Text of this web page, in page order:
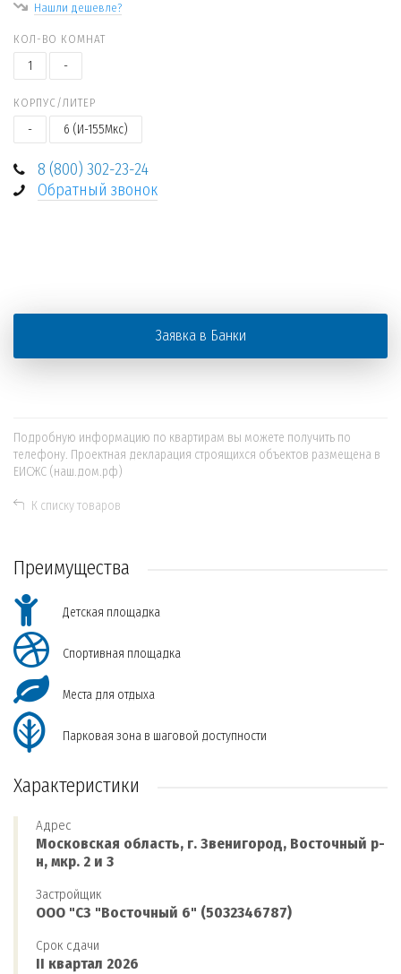
Нашли дешевле?
КОЛ-ВО КОМНАТ
1 -
КОРПУС/ЛИТЕР
- 6 (И-155Мкс)
8 (800) 302-23-24
Обратный звонок
Заявка в Банки
Подробную информацию по квартирам вы можете получить по
телефону. Проектная декларация строящихся объектов размещена в
ЕИСЖС (наш.дом.рф)
К списку товаров
Преимущества
Детская площадка
Спортивная площадка
Места для отдыха
Парковая зона в шаговой доступности
Характеристики
Адрес
Московская область, г. Звенигород, Восточный р-
н, мкр. 2 и 3
Застройщик
ООО "СЗ "Восточный 6" (5032346787)
Срок сдачи
II квартал 2026